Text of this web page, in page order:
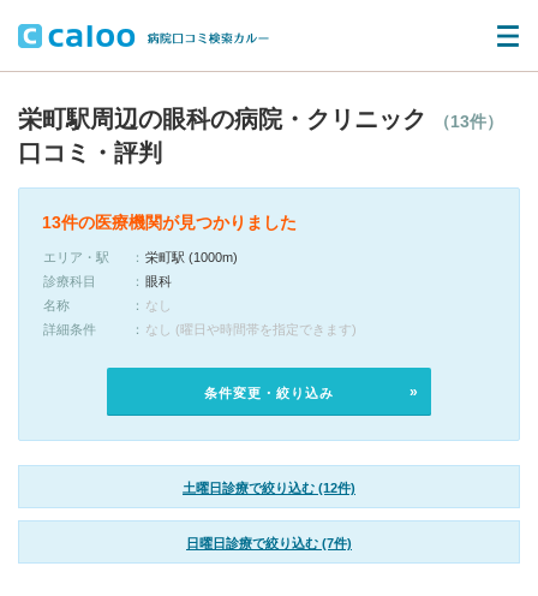
栄町駅周辺の眼科の病院・クリニック （13件）
口コミ・評判
13件の医療機関が見つかりました
エリア・駅
栄町駅 (1000m)
診療科目
眼科
名称
なし
詳細条件
なし (曜日や時間帯を指定できます)
条件変更・絞り込み
土曜日診療で絞り込む (12件)
日曜日診療で絞り込む (7件)